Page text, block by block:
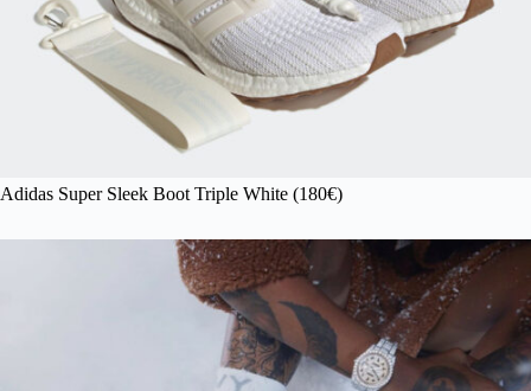
Adidas Super Sleek Boot Triple White (180€)